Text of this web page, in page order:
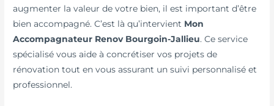
augmenter la valeur de votre bien, il est important d’être
bien accompagné. C’est là qu’intervient Mon
Accompagnateur Renov Bourgoin-Jallieu. Ce service
spécialisé vous aide à concrétiser vos projets de
rénovation tout en vous assurant un suivi personnalisé et
professionnel.